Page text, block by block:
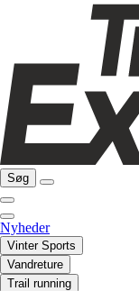
Søg
Nyheder
Vinter Sports
Vandreture
Trail running